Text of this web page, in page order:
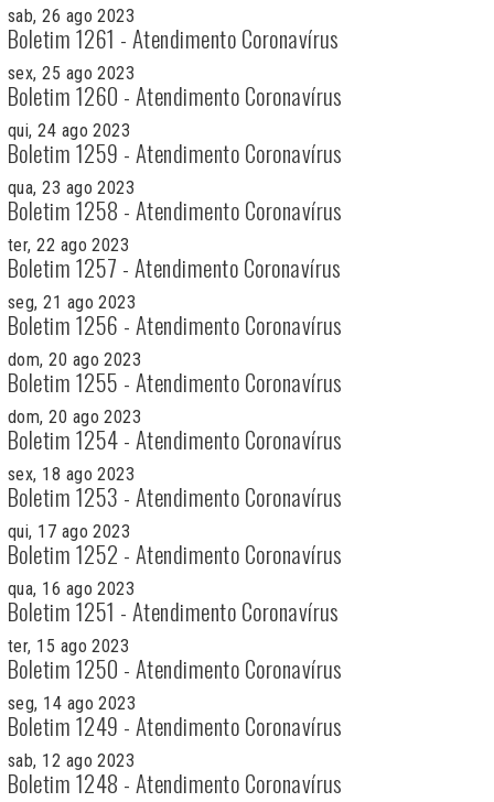
sab, 26 ago 2023
Boletim 1261 - Atendimento Coronavírus
sex, 25 ago 2023
Boletim 1260 - Atendimento Coronavírus
qui, 24 ago 2023
Boletim 1259 - Atendimento Coronavírus
qua, 23 ago 2023
Boletim 1258 - Atendimento Coronavírus
ter, 22 ago 2023
Boletim 1257 - Atendimento Coronavírus
seg, 21 ago 2023
Boletim 1256 - Atendimento Coronavírus
dom, 20 ago 2023
Boletim 1255 - Atendimento Coronavírus
dom, 20 ago 2023
Boletim 1254 - Atendimento Coronavírus
sex, 18 ago 2023
Boletim 1253 - Atendimento Coronavírus
qui, 17 ago 2023
Boletim 1252 - Atendimento Coronavírus
qua, 16 ago 2023
Boletim 1251 - Atendimento Coronavírus
ter, 15 ago 2023
Boletim 1250 - Atendimento Coronavírus
seg, 14 ago 2023
Boletim 1249 - Atendimento Coronavírus
sab, 12 ago 2023
Boletim 1248 - Atendimento Coronavírus